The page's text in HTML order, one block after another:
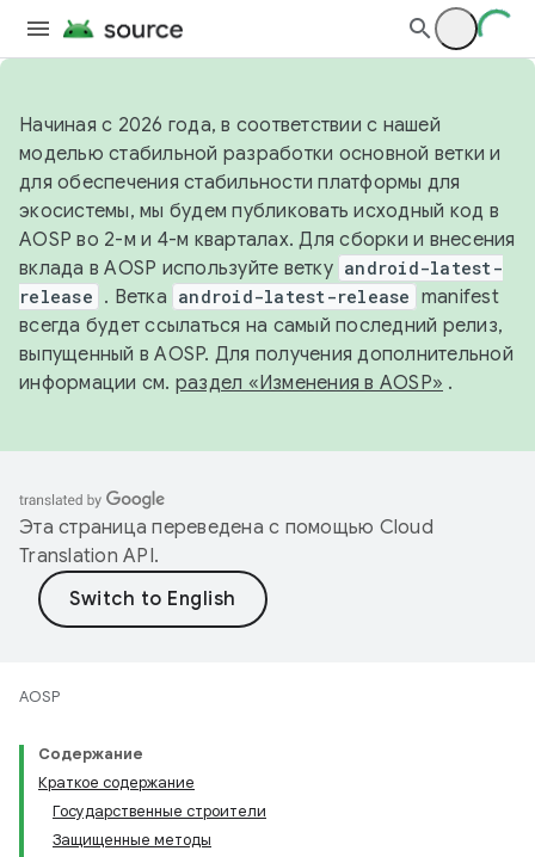
Начиная с 2026 года, в соответствии с нашей
моделью стабильной разработки основной ветки и
для обеспечения стабильности платформы для
экосистемы, мы будем публиковать исходный код в
AOSP во 2-м и 4-м кварталах. Для сборки и внесения
вклада в AOSP используйте ветку android-latest-
release . Ветка android-latest-release manifest
всегда будет ссылаться на самый последний релиз,
выпущенный в AOSP. Для получения дополнительной
информации см. раздел «Изменения в AOSP» .
Эта страница переведена с помощью Cloud
Translation API.
AOSP
Содержание
Краткое содержание
Государственные строители
Защищенные методы